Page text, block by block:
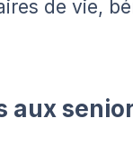
de vie,
aux